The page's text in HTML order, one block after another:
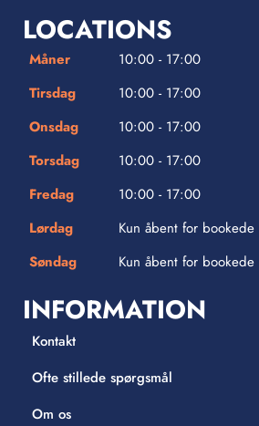
LOCATIONS
Måner
10:00 - 17:00
Tirsdag
10:00 - 17:00
Onsdag
10:00 - 17:00
Torsdag
10:00 - 17:00
Fredag
10:00 - 17:00
Lørdag
Kun åbent for
Søndag
Kun åbent for
INFORMATION
Kontakt
Ofte stillede spørgsmål
Om os